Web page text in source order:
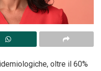
oltre il 60%